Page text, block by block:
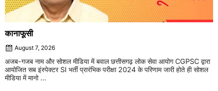
कानाफूसी
August 7, 2026
अजब-गजब नाम और सोशल मीडिया में बवाल छत्तीसगढ़ लोक सेवा आयोग CGPSC द्वारा
आयोजित सब इंस्पेक्टर SI भर्ती प्रारंभिक परीक्षा 2024 के परिणाम जारी होते ही सोशल
मीडिया में मानो ...